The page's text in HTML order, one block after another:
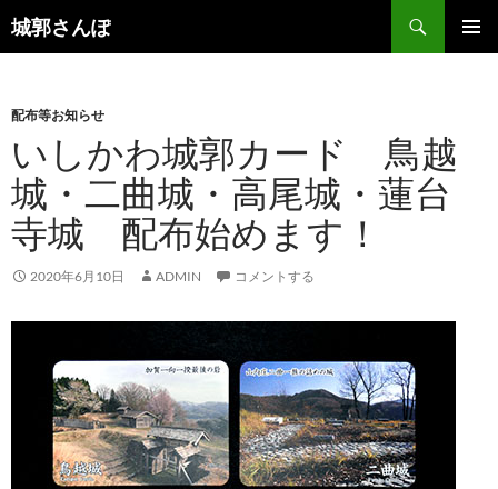
コ
ン
ツ
へ
ス
キ
ッ
城郭さんぽ
検
索
配布等お知らせ
いしかわ城郭カード 鳥越
城・二曲城・高尾城・蓮台
寺城 配布始めます！
2020年6月10日 ADMIN コメントする